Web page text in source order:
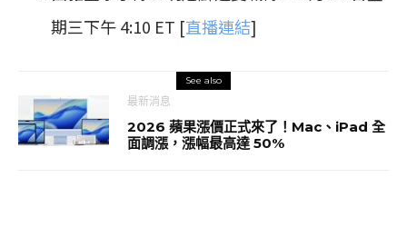
期三下午 4:10 ET [直播連結]
See also
最新消息
2026 蘋果漲價正式來了！Mac、iPad 全
面調漲，漲幅最高達 50%